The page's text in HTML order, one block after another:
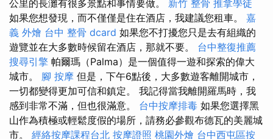
公里的長灘有很多景點和事情要做。 新竹 整骨 推拿學徒
如果您想發現，而不僅僅是住在酒店，我建議您租車。 嘉
義 外燴 台中 整骨 dcard 如果您不打擾您只是去有組織的
遊覽並在大多數時候留在酒店，那就不要。 台中整復推薦
搜尋引擎 帕爾瑪（Palma）是一個值得一遊和探索的偉大
城市。 腳 按摩 但是，下午6點後，大多數遊客離開城市，
一切都變得更加可信和鎮定。 我記得當我離開羅馬時，我
感到非常不滿，但也很滿意。 台中按摩排毒 如果您選擇黑
山作為積極或輕鬆度假的場所，請務必參觀布德瓦的美麗城
市。 經絡按摩課程台北 按摩證照 桃園外燴 台中西屯區按